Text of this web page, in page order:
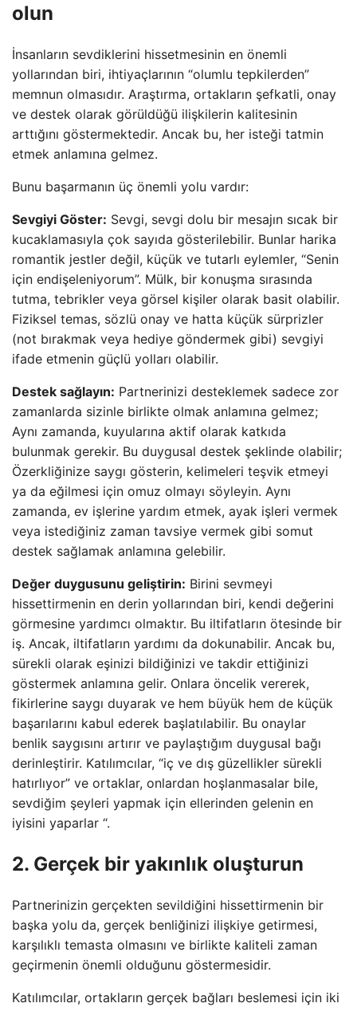
olun
İnsanların sevdiklerini hissetmesinin en önemli
yollarından biri, ihtiyaçlarının “olumlu tepkilerden”
memnun olmasıdır. Araştırma, ortakların şefkatli, onay
ve destek olarak görüldüğü ilişkilerin kalitesinin
arttığını göstermektedir. Ancak bu, her isteği tatmin
etmek anlamına gelmez.
Bunu başarmanın üç önemli yolu vardır:
Sevgiyi Göster: Sevgi, sevgi dolu bir mesajın sıcak bir
kucaklamasıyla çok sayıda gösterilebilir. Bunlar harika
romantik jestler değil, küçük ve tutarlı eylemler, “Senin
için endişeleniyorum”. Mülk, bir konuşma sırasında
tutma, tebrikler veya görsel kişiler olarak basit olabilir.
Fiziksel temas, sözlü onay ve hatta küçük sürprizler
(not bırakmak veya hediye göndermek gibi) sevgiyi
ifade etmenin güçlü yolları olabilir.
Destek sağlayın: Partnerinizi desteklemek sadece zor
zamanlarda sizinle birlikte olmak anlamına gelmez;
Aynı zamanda, kuyularına aktif olarak katkıda
bulunmak gerekir. Bu duygusal destek şeklinde olabilir;
Özerkliğinize saygı gösterin, kelimeleri teşvik etmeyi
ya da eğilmesi için omuz olmayı söyleyin. Aynı
zamanda, ev işlerine yardım etmek, ayak işleri vermek
veya istediğiniz zaman tavsiye vermek gibi somut
destek sağlamak anlamına gelebilir.
Değer duygusunu geliştirin: Birini sevmeyi
hissettirmenin en derin yollarından biri, kendi değerini
görmesine yardımcı olmaktır. Bu iltifatların ötesinde bir
iş. Ancak, iltifatların yardımı da dokunabilir. Ancak bu,
sürekli olarak eşinizi bildiğinizi ve takdir ettiğinizi
göstermek anlamına gelir. Onlara öncelik vererek,
fikirlerine saygı duyarak ve hem büyük hem de küçük
başarılarını kabul ederek başlatılabilir. Bu onaylar
benlik saygısını artırır ve paylaştığım duygusal bağı
derinleştirir. Katılımcılar, “iç ve dış güzellikler sürekli
hatırlıyor” ve ortaklar, onlardan hoşlanmasalar bile,
sevdiğim şeyleri yapmak için ellerinden gelenin en
iyisini yaparlar “.
2. Gerçek bir yakınlık oluşturun
Partnerinizin gerçekten sevildiğini hissettirmenin bir
başka yolu da, gerçek benliğinizi ilişkiye getirmesi,
karşılıklı temasta olmasını ve birlikte kaliteli zaman
geçirmenin önemli olduğunu göstermesidir.
Katılımcılar, ortakların gerçek bağları beslemesi için iki